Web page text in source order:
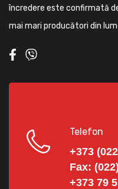
încredere este confirmată
mai mari producători din
Telefon
+373
Fax:
+373 79